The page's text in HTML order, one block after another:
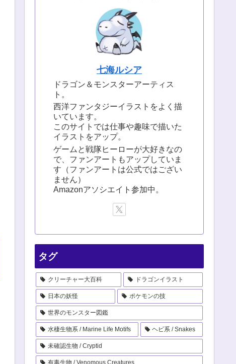
七海ルシア
ドラゴン＆モンスターアーティス
ト。
西洋ファンタジーイラストをよく描
いています。
このサイトでは仕事や趣味で描いた
イラストをアップ。
ゲームと戦隊ヒーローが大好きなの
で、ファンアートもアップしていま
す（ファンアートは公式ではござい
ません）
Amazonアソシエイト参加中。
タグ
クリーチャー大百科 ドラゴンイラスト
日本の妖怪 ポケモンの技
世界のモンスター図鑑
水棲生物系 / Marine Life Motifs ヘビ系 / Snakes
未確認生物 / Cryptid
有毒生物 / Venomous Creatures